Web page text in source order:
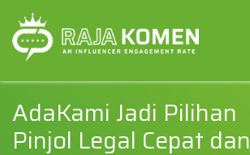
AdaKami Jadi Pilihan
Pinjol Legal Cepat dan